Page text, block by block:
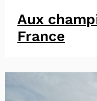
Aux
France